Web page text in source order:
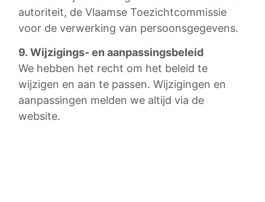
autoriteit, de Vlaamse Toezichtcommissie
voor de verwerking van persoonsgegevens.
9. Wijzigings- en aanpassingsbeleid
We hebben het recht om het beleid te
wijzigen en aan te passen. Wijzigingen en
aanpassingen melden we altijd via de
website.